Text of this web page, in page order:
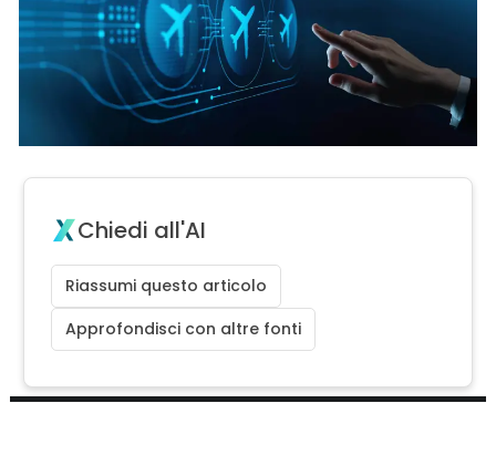
Chiedi all'AI
Riassumi questo articolo
Approfondisci con altre fonti